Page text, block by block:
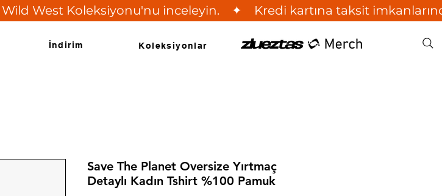
West Koleksiyonu'nu inceleyin.    ✦    Kredi kartına taksit
İndirim Koleksiyonlar
Save The Planet Oversize Yırtmaç
Detaylı Kadın Tshirt %100 Pamuk